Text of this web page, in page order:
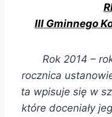
III Gminnego
Rok 2014 –
rocznica
ta wpisuje się w
które doceniały